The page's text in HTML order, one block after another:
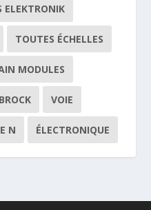
ELEKTRONIK
TOUTES ÉCHELLES
MODULES
VOIE
N ÉLECTRONIQUE